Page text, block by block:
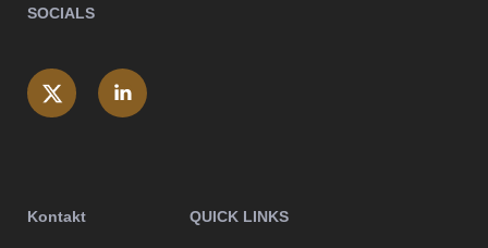
SOCIALS
Kontakt QUICK LINKS